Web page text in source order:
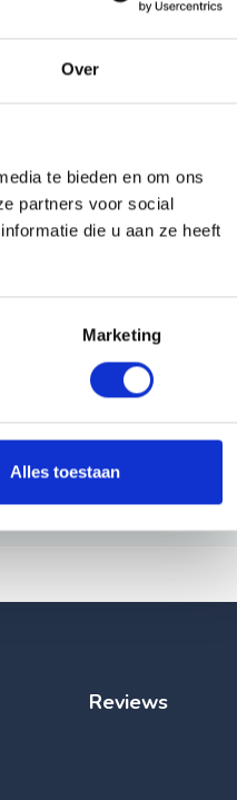
Over
te bieden en om ons
partners voor social
die u aan ze heeft
Marketing
Alles toestaan
Wees beleefd, niet te
kort
Wacht niet met reageren.
Huurflits hecht veel waarde
handelen van verhuurders
1: Nooit vooraf betalen
hebben gezien.
Geen persoonlijke
3: Meld bij misbruik de
klantenservice.
Reviews